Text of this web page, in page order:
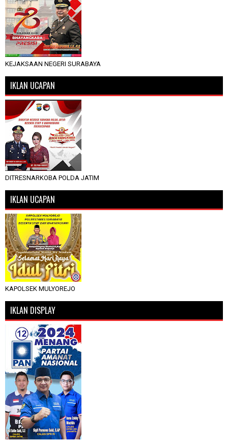
KEJAKSAAN NEGERI SURABAYA
IKLAN UCAPAN
DITRESNARKOBA POLDA JATIM
IKLAN UCAPAN
KAPOLSEK MULYOREJO
IKLAN DISPLAY